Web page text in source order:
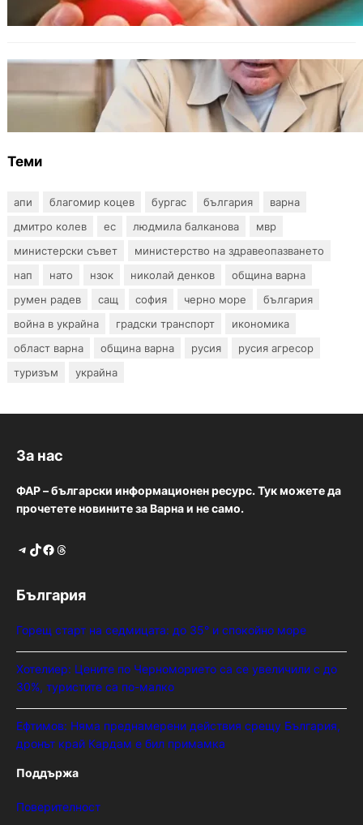
БЪЛГАРИЯ
Ефтимов: Няма преднамерени действия
срещу България, дронът край Кардам е бил
примамка
Теми
апи благомир коцев бургас българия
варна
дмитро колев
ес людмила балканова
мвр
министерски съвет
министерство на здравеопазването
нап
нато нзок николай денков
община варна
румен радев
сащ софия черно море
българия
война в украйна
градски транспорт
икономика
област варна
община варна русия
русия агресор
туризъм
украйна
За нас
ФАР – български информационен ресурс. Тук можете да
прочетете новините за Варна и не само.
Telegram TikTok Facebook Threads
България
Горещ старт на седмицата: до 35° и спокойно море
Хотелиер: Цените по Черноморието са се увеличили с до
30%, туристите са по-малко
Ефтимов: Няма преднамерени действия срещу България,
дронът край Кардам е бил примамка
Поддържа
Поверителност